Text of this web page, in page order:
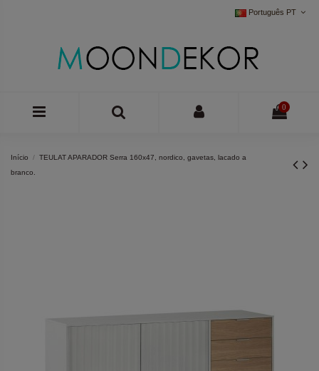
Português PT
0
Início
TEULAT APARADOR Serra 160x47, nordico, gavetas, lacado a
branco.